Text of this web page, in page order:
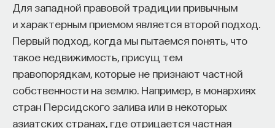
Для западной правовой традиции привычным
и характерным приемом является второй подход.
Первый подход, когда мы пытаемся понять, что
такое недвижимость, присущ тем
правопорядкам, которые не признают частной
собственности на землю. Например, в монархиях
стран Персидского залива или в некоторых
азиатских странах, где отрицается частная
«Мы не наказываем студентов за использование
ИИ, потому что сам факт его использования еще
ничего не объясняет. Важно не то, что студент
обратился к ИИ, а то, как именно он это делает.
Если воспринимать ИИ просто как помощника,
ресурс или способ сэкономить усилия, студенты
чаще всего лишь снижают когнитивную